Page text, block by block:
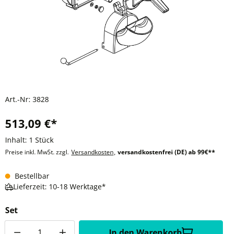
Art.-Nr: 3828
513,09 €*
Inhalt: 1 Stück
Preise inkl. MwSt. zzgl. Versandkosten, versandkostenfrei (DE) ab 99€**
Bestellbar
Lieferzeit: 10-18 Werktage*
Set